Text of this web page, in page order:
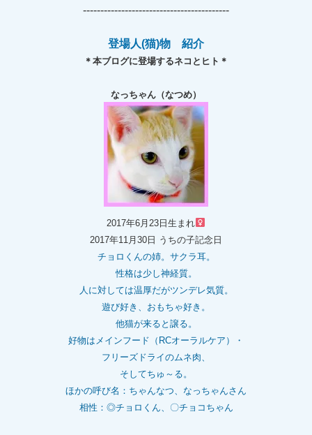
------------------------------------------
登場人(猫)物 紹介
＊本ブログに登場するネコとヒト＊
なっちゃん（なつめ）
2017年6月23日生まれ
2017年11月30日 うちの子記念日
チョロくんの姉。 サクラ耳。
性格は少し神経質。
人に対しては温厚だがツンデレ気質。
遊び好き、おもちゃ好き。
他猫が来ると譲る。
好物はメインフード（RCオーラルケア）・
フリーズドライのムネ肉、
そしてちゅ～る。
ほかの呼び名：ちゃんなつ、なっちゃんさん
相性：◎チョロくん、〇チョコちゃん